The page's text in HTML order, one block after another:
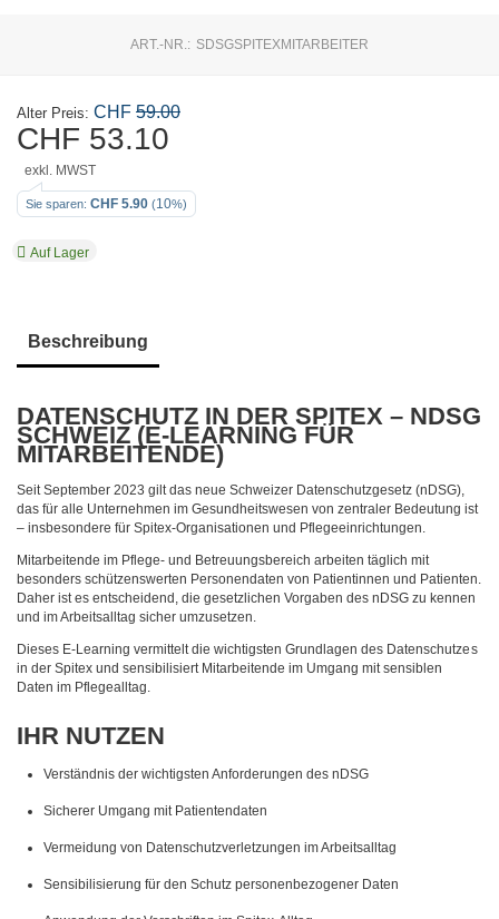
ART.-NR.: SDSGSPITEXMITARBEITER
Alter Preis:CHF59.00
CHF 53.10
exkl. MWST
Sie sparen: CHF5.90 (10%)
Auf Lager
Beschreibung
DATENSCHUTZ IN DER SPITEX – NDSG
SCHWEIZ (E-LEARNING FÜR
MITARBEITENDE)
Seit September 2023 gilt das neue Schweizer Datenschutzgesetz (nDSG),
das für alle Unternehmen im Gesundheitswesen von zentraler Bedeutung ist
– insbesondere für Spitex-Organisationen und Pflegeeinrichtungen.
Mitarbeitende im Pflege- und Betreuungsbereich arbeiten täglich mit
besonders schützenswerten Personendaten von Patientinnen und Patienten.
Daher ist es entscheidend, die gesetzlichen Vorgaben des nDSG zu kennen
und im Arbeitsalltag sicher umzusetzen.
Dieses E-Learning vermittelt die wichtigsten Grundlagen des Datenschutzes
in der Spitex und sensibilisiert Mitarbeitende im Umgang mit sensiblen
Daten im Pflegealltag.
IHR NUTZEN
Verständnis der wichtigsten Anforderungen des nDSG
Sicherer Umgang mit Patientendaten
Vermeidung von Datenschutzverletzungen im Arbeitsalltag
Sensibilisierung für den Schutz personenbezogener Daten